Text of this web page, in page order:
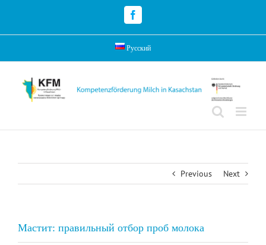
Facebook
Русский
Previous Next
Мастит: правильный отбор проб молока